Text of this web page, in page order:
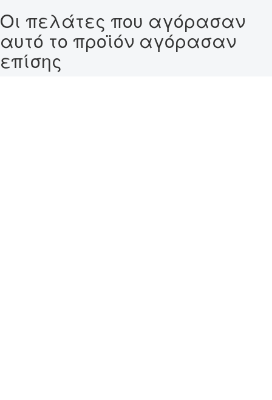
Οι πελάτες που αγόρασαν
αυτό το προϊόν αγόρασαν
επίσης